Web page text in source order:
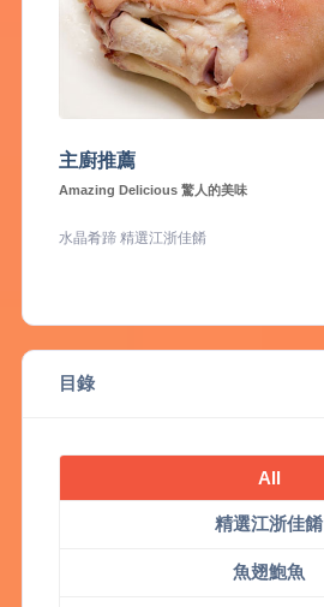
主廚推薦
Amazing Delicious 驚人的美味
水晶肴蹄 精選江浙佳餚
目錄
All
精選江浙佳餚
魚翅鮑魚